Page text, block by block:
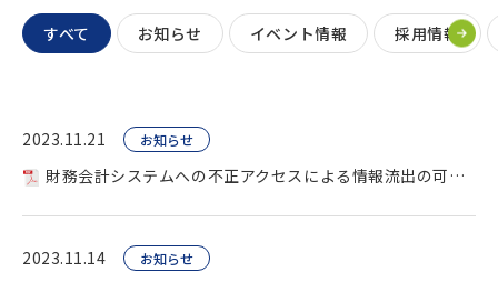
すべて お知らせ イベント情報 採用情報
2023.11.21 お知らせ
財務会計システムへの不正アクセスによる情報流出の可能性について。
2023.11.14 お知らせ